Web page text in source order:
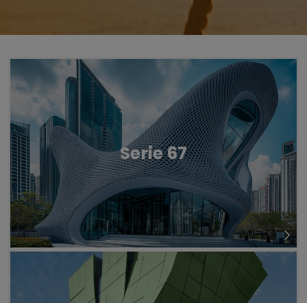
Vernici in Polvere
Untermenü öffnen für „Vernici in
FlexCURE
Untermenü öffnen für „FlexCURE“
Serie 67